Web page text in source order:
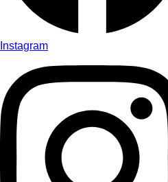
Instagram